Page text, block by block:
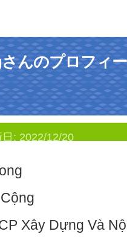
んのプロフィ
: 2022/12/20
Xây Dựng Và